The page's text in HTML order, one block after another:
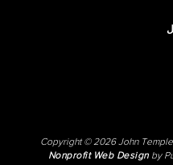
Copyright © 2026 John
Nonprofit Web Designby